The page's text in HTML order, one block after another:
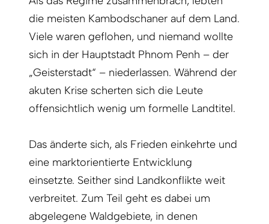
die meisten Kambodschaner auf dem Land.
Viele waren geflohen, und niemand wollte
sich in der Hauptstadt Phnom Penh – der
„Geisterstadt“ – niederlassen. Während der
akuten Krise scherten sich die Leute
offensichtlich wenig um formelle Landtitel.
Das änderte sich, als Frieden einkehrte und
eine marktorientierte Entwicklung
einsetzte. Seither sind Landkonflikte weit
verbreitet. Zum Teil geht es dabei um
abgelegene Waldgebiete, in denen